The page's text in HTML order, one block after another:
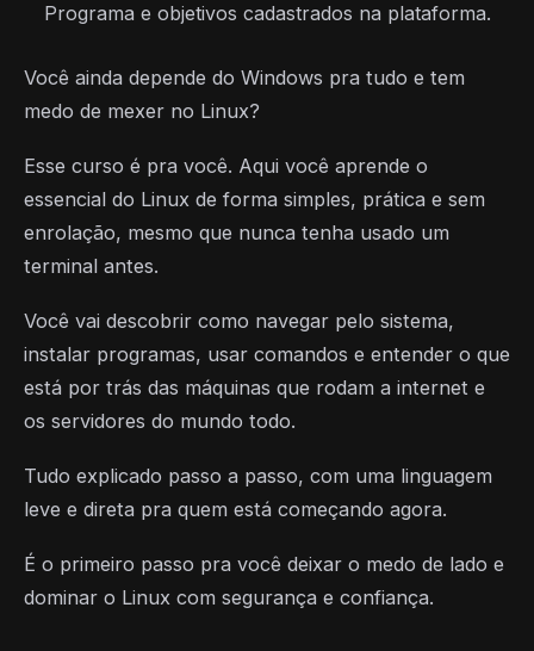
Programa e objetivos cadastrados na plataforma.
Você ainda depende do Windows pra tudo e tem
medo de mexer no Linux?
Esse curso é pra você. Aqui você aprende o
essencial do Linux de forma simples, prática e sem
enrolação, mesmo que nunca tenha usado um
terminal antes.
Você vai descobrir como navegar pelo sistema,
instalar programas, usar comandos e entender o que
está por trás das máquinas que rodam a internet e
os servidores do mundo todo.
Tudo explicado passo a passo, com uma linguagem
leve e direta pra quem está começando agora.
É o primeiro passo pra você deixar o medo de lado e
dominar o Linux com segurança e confiança.